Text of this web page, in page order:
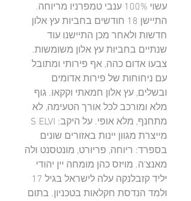
עשוי 100% ענבי טמפרניו מריוחה.
התיישן 18 חודשים בחביות עץ אלון
חדשות ולאחר מכן התיישנו עוד
שנתיים בחביות עץ אלון משומשות.
צבעו אדום כהה, אף פירותי ומתובל
עם ניחוחות של פירות אדומים
ובשלים, עץ אלון חמאתי וקקאו. גוף
מלא ומורכב לכל אורך הטעימה, לא
מתחנף, מלא אופי. על היקב: S ELVI
מייצרת מגוון יינות באזורים שונים
בספרד: ריוחה, פריורט, מונטסנט ולה
מאנצ'ה. מויזס כהן מומחה יין יהודי
יליד קזבלנקה עלה לישראל בגיל 17
ולמד הנדסת חקלאות בטכניון. בתום